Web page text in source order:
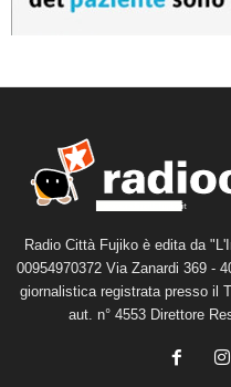
Radio Città Fujiko è edita da
00954970372 Via Zanardi 369 -
giornalistica registrata presso il
aut. n° 4553 Direttore